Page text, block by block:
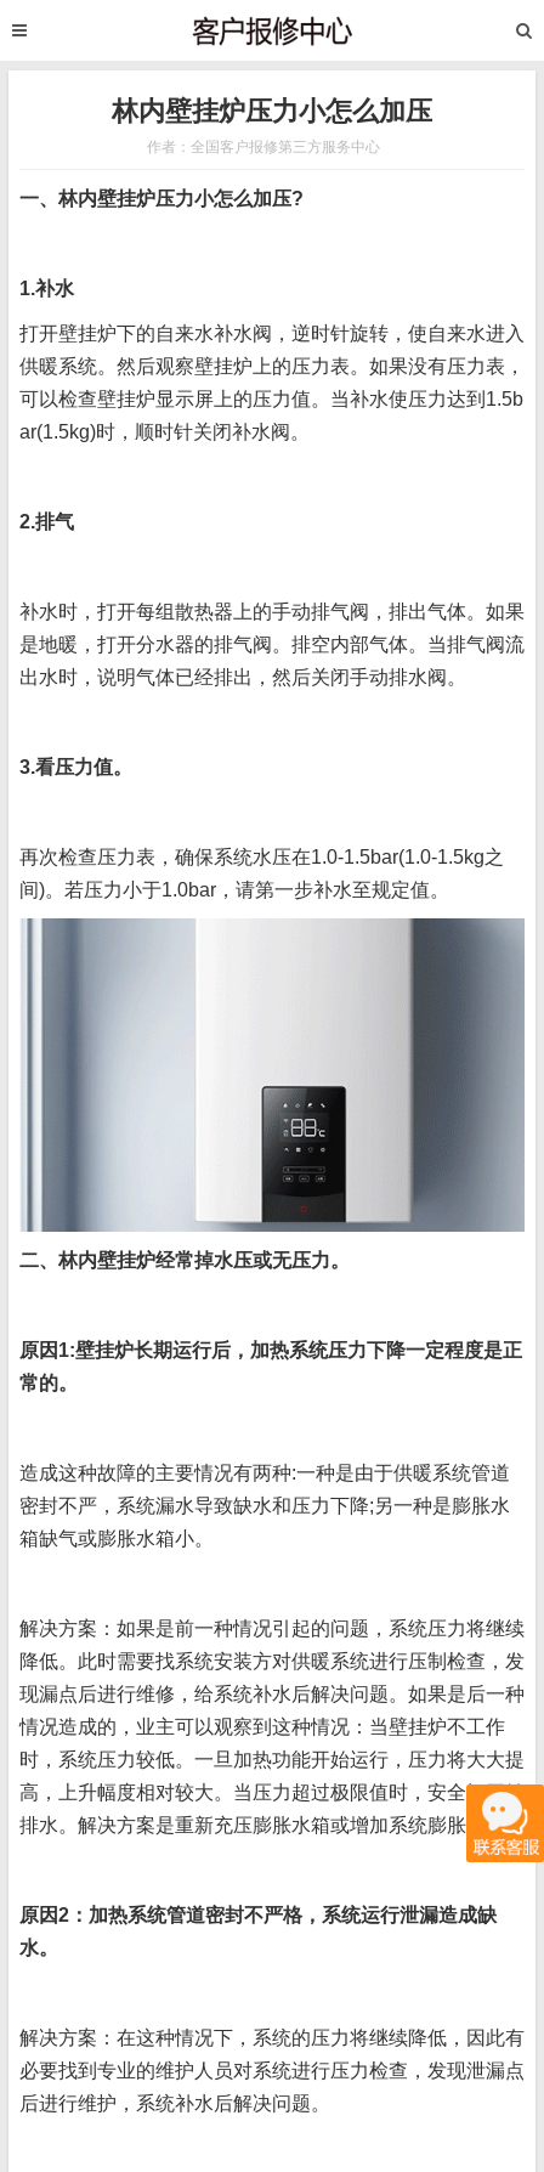
林内壁挂炉压力小怎么加压
作者：全国客户报修第三方服务中心
一、林内壁挂炉压力小怎么加压?
1.补水
打开壁挂炉下的自来水补水阀，逆时针旋转，使自来水进入
供暖系统。然后观察壁挂炉上的压力表。如果没有压力表，
可以检查壁挂炉显示屏上的压力值。当补水使压力达到1.5b
ar(1.5kg)时，顺时针关闭补水阀。
2.排气
补水时，打开每组散热器上的手动排气阀，排出气体。如果
是地暖，打开分水器的排气阀。排空内部气体。当排气阀流
出水时，说明气体已经排出，然后关闭手动排水阀。
3.看压力值。
再次检查压力表，确保系统水压在1.0-1.5bar(1.0-1.5kg之
间)。若压力小于1.0bar，请第一步补水至规定值。
二、林内壁挂炉经常掉水压或无压力。
原因1:壁挂炉长期运行后，加热系统压力下降一定程度是正
常的。
造成这种故障的主要情况有两种:一种是由于供暖系统管道
密封不严，系统漏水导致缺水和压力下降;另一种是膨胀水
箱缺气或膨胀水箱小。
解决方案：如果是前一种情况引起的问题，系统压力将继续
降低。此时需要找系统安装方对供暖系统进行压制检查，发
现漏点后进行维修，给系统补水后解决问题。如果是后一种
情况造成的，业主可以观察到这种情况：当壁挂炉不工作
时，系统压力较低。一旦加热功能开始运行，压力将大大提
高，上升幅度相对较大。当压力超过极限值时，安全阀开始
排水。解决方案是重新充压膨胀水箱或增加系统膨胀水箱。
原因2：加热系统管道密封不严格，系统运行泄漏造成缺
水。
解决方案：在这种情况下，系统的压力将继续降低，因此有
必要找到专业的维护人员对系统进行压力检查，发现泄漏点
后进行维护，系统补水后解决问题。